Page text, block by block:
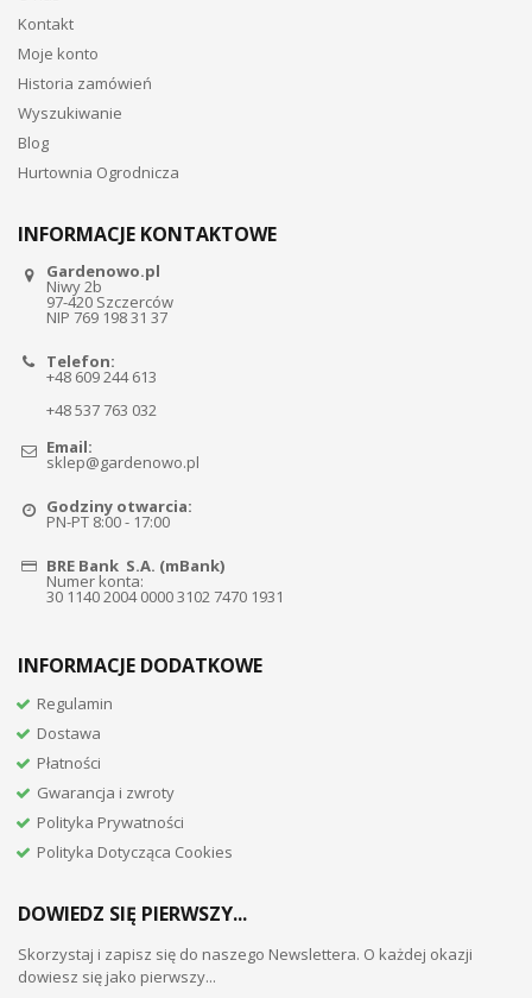
Kontakt
Moje konto
Historia zamówień
Wyszukiwanie
Blog
Hurtownia Ogrodnicza
INFORMACJE KONTAKTOWE
Gardenowo.pl
Niwy 2b
97-420 Szczerców
NIP 769 198 31 37
Telefon:
+48 609 244 613
+48 537 763 032
Email:
sklep@gardenowo.pl
Godziny otwarcia:
PN-PT 8:00 - 17:00
BRE Bank S.A. (mBank)
Numer konta:
30 1140 2004 0000 3102 7470 1931
INFORMACJE DODATKOWE
Regulamin
Dostawa
Płatności
Gwarancja i zwroty
Polityka Prywatności
Polityka Dotycząca Cookies
DOWIEDZ SIĘ PIERWSZY...
Skorzystaj i zapisz się do naszego Newslettera. O każdej okazji
dowiesz się jako pierwszy...